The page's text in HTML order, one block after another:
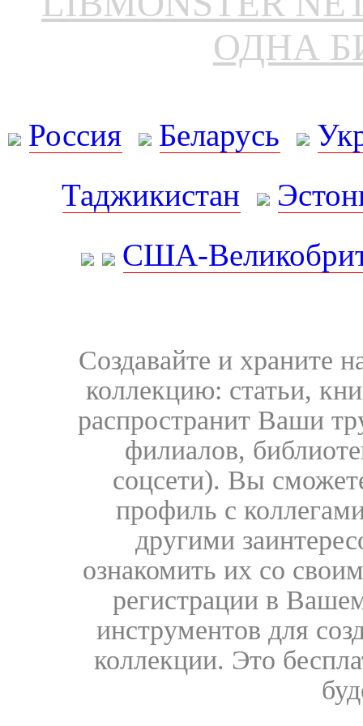
ОДНА
Россия Беларусь
Таджикистан
США-
Создавайте и храните
коллекцию: статьи,
распространит Ваши
филиалов,
соцсети). Вы
профиль с
другими
ознакомить их со
регистрации в
инструментов для
коллекции. Это